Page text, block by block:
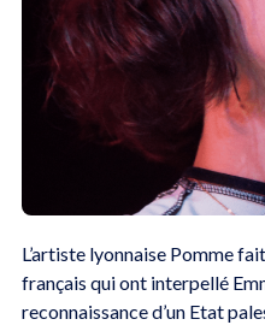
L’artiste lyonnaise Pomme
français qui ont interpellé
reconnaissance d’un Etat